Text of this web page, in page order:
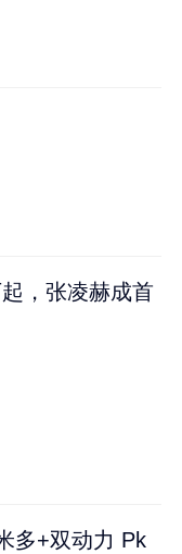
，张凌赫成首
多+双动力 Pk